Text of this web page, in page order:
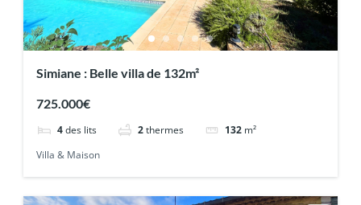
Simiane : Belle villa de 132m²
725.000€
4 des lits 2 thermes 132 m²
Villa & Maison